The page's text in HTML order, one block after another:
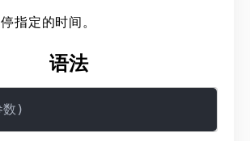
指定的时间。
语法